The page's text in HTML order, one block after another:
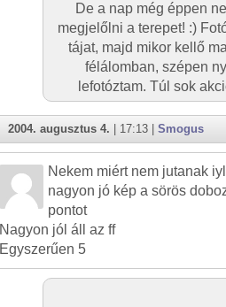
De a nap még éppen
megjelőlni a terepet! :)
tájat, majd mikor kellő
félálomban, szépen
lefotóztam. Túl sok
2004. augusztus 4. | 17:13 | Smogus
Nekem miért nem jutanak
nagyon jó kép a sörös
pontot
Nagyon jól áll az ff
Egyszerűen 5